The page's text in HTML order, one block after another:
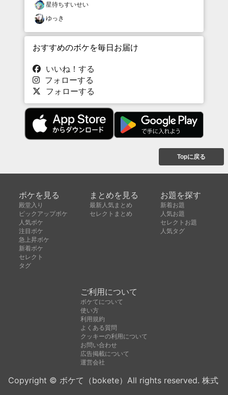
星待ちすいせい
ゆっき
おすすめのボケを毎日お届け
いいね！する
フォローする
フォローする
Topに戻る
ボケを見る
殿堂入り
ピックアップボケ
人気ボケ
注目ボケ
急上昇ボケ
新着ボケ
セレクト
タグ
まとめを見る
最新人気まとめ
セレクトまとめ
お題を探す
新着お題
人気お題
セレクトお題
人気タグ
ご利用について
ボケてについて
使い方
利用規約
よくある質問
クッキーの利用について
お問い合わせ
広告掲載について
運営会社
Copyright © ボケて（bokete）All rights reserved. 株式